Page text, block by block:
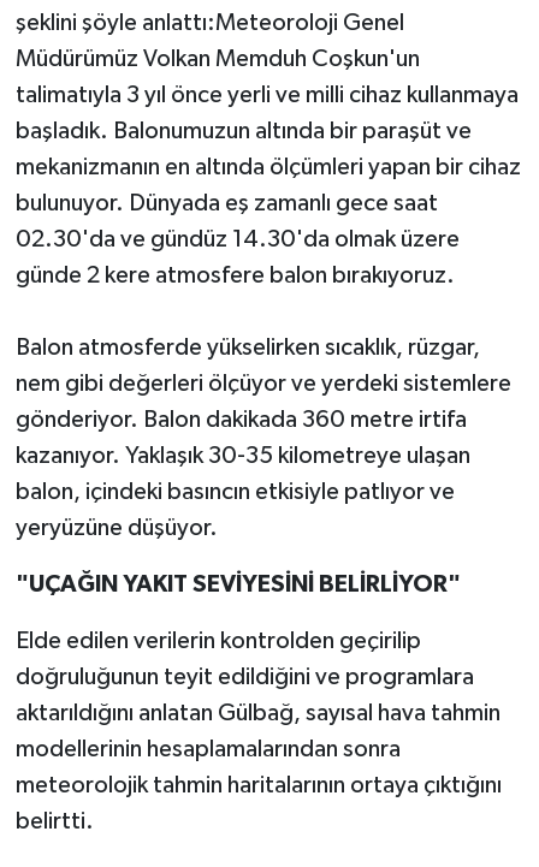
şeklini şöyle anlattı:Meteoroloji Genel
Müdürümüz Volkan Memduh Coşkun'un
talimatıyla 3 yıl önce yerli ve milli cihaz kullanmaya
başladık. Balonumuzun altında bir paraşüt ve
mekanizmanın en altında ölçümleri yapan bir cihaz
bulunuyor. Dünyada eş zamanlı gece saat
02.30'da ve gündüz 14.30'da olmak üzere
günde 2 kere atmosfere balon bırakıyoruz.
Balon atmosferde yükselirken sıcaklık, rüzgar,
nem gibi değerleri ölçüyor ve yerdeki sistemlere
gönderiyor. Balon dakikada 360 metre irtifa
kazanıyor. Yaklaşık 30-35 kilometreye ulaşan
balon, içindeki basıncın etkisiyle patlıyor ve
yeryüzüne düşüyor.
"UÇAĞIN YAKIT SEVİYESİNİ BELİRLİYOR"
Elde edilen verilerin kontrolden geçirilip
doğruluğunun teyit edildiğini ve programlara
aktarıldığını anlatan Gülbağ, sayısal hava tahmin
modellerinin hesaplamalarından sonra
meteorolojik tahmin haritalarının ortaya çıktığını
belirtti.